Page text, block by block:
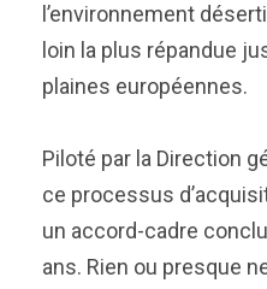
l’environnement
loin la plus répandue
plaines européennes.
Piloté par la Direction
ce processus
un accord-cadre
ans. Rien ou presque